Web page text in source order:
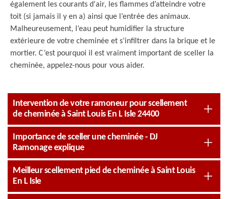
également les courants d'air, les flammes d’atteindre votre
toit (si jamais il y en a) ainsi que l’entrée des animaux.
Malheureusement, l’eau peut humidifier la structure
extérieure de votre cheminée et s’infiltrer dans la brique et le
mortier. C’est pourquoi il est vraiment important de sceller la
cheminée, appelez-nous pour vous aider.
Intervention de votre ramoneur pour scellement
de cheminée à Saint Louis En L Isle 24400
Importance de sceller une cheminée - DJ
Ramonage explique
Meilleur scellement pied de cheminée à Saint Louis
En L Isle